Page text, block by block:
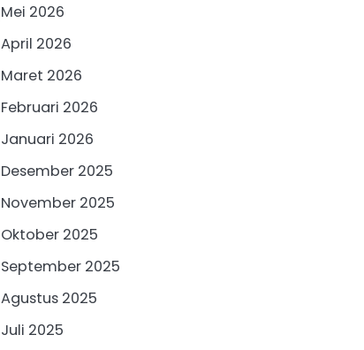
Mei 2026
April 2026
Maret 2026
Februari 2026
Januari 2026
Desember 2025
November 2025
Oktober 2025
September 2025
Agustus 2025
Juli 2025